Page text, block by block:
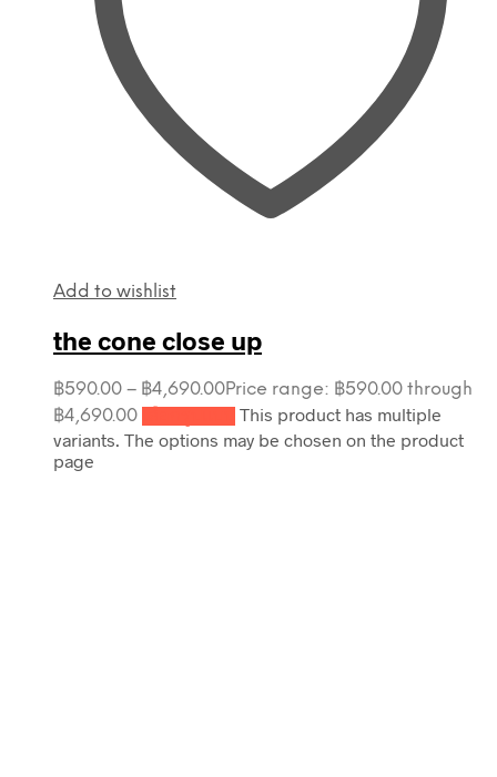
Add to wishlist
the cone close up
฿590.00 – ฿4,690.00Price range: ฿590.00 through
฿4,690.00
This product has multiple
variants. The options may be chosen on the product
page